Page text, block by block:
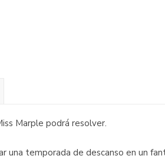
Marple podrá resolver.
una temporada de descanso en un